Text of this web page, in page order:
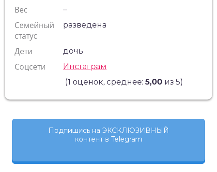
Вес –
Семейный
статус
разведена
Дети дочь
Соцсети
Инстаграм
(1 оценок, среднее:5,00 из 5)
Подпишись на ЭКСКЛЮЗИВНЫЙ
контент в Telegram